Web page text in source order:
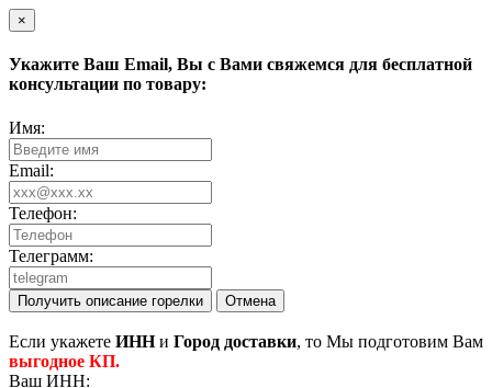
×
Укажите Ваш Email, Вы с Вами свяжемся для бесплатной
консультации по товару:
Имя:
Email:
Телефон:
Телеграмм:
Получить описание горелки Отмена
Eсли укажете ИННи Город доставки, то Мы подготовим Вам
выгодное КП.
Ваш ИНН: